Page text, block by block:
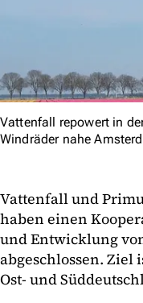
Vattenfall repowert in
Windräder nahe
Vattenfall und
haben einen
und Entwicklung
abgeschlossen. Ziel
Ost- und